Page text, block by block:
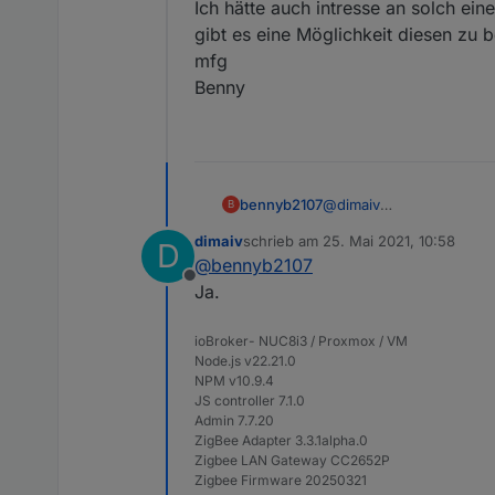
Sendeintervall:
Alte Firmware : 15 Minuten
Neu Firmware: über Zigbee
Ich hätte auch intresse an solch
gibt es eine Möglichkeit diesen zu
mfg
Benny
B bennyb2107@dimaiv
Ich hätte auch intresse
D
Offline
dimaivschrieb am 25. Mai 2021, 10:58
zuletzt editiert von
@bennyb2107
Ja.
ioBroker- NUC8i3 / Proxmox / VM
Node.js v22.21.0
NPM v10.9.4
JS controller 7.1.0
Admin 7.7.20
ZigBee Adapter 3.3.1alpha.0
Zigbee LAN Gateway CC2652P
Zigbee Firmware 20250321